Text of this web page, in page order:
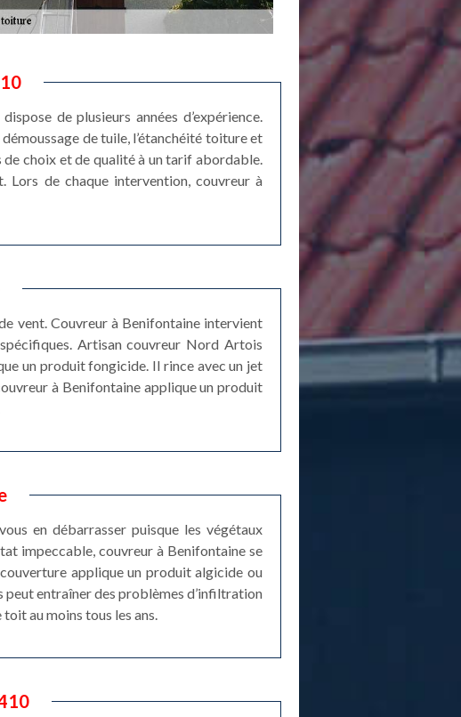
de plusieurs années d’expérience.
de tuile, l’étanchéité toiture et
choix et de qualité à un tarif abordable.
Lors de chaque intervention, couvreur à
vent. Couvreur à Benifontaine intervient
Artisan couvreur Nord Artois
un produit fongicide. Il rince avec un jet
à Benifontaine applique un produit
en débarrasser puisque les végétaux
impeccable, couvreur à Benifontaine se
applique un produit algicide ou
peut entraîner des problèmes d’infiltration
au moins tous les ans.